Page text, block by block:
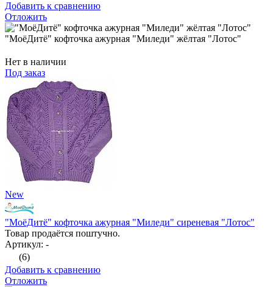
Добавить к сравнению
Отложить
"МоёДитё" кофточка ажурная "Миледи" жёлтая "Лотос"
Нет в наличии
Под заказ
New
"МоёДитё" кофточка ажурная "Миледи" сиреневая "Лотос"
Товар продаётся поштучно.
Артикул: -
(6)
Добавить к сравнению
Отложить